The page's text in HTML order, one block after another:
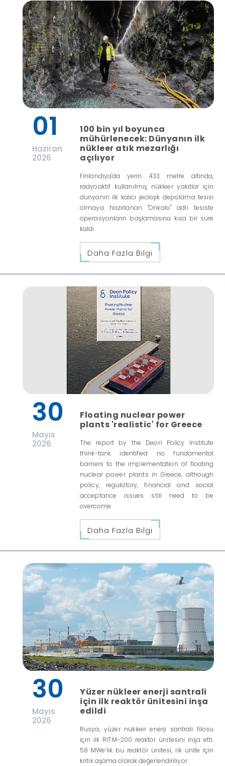
01
Haziran
2026
100 bin yıl boyunca
mühürlenecek: Dünyanın ilk
nükleer atık mezarlığı
açılıyor
Finlandiya'da yerin 433 metre altında,
radyoaktif kullanılmış nükleer yakıtlar için
dünyanın ilk kalıcı jeolojik depolama tesisi
olmaya hazırlanan "Onkalo" adlı tesiste
operasyonların başlamasına kısa bir süre
kaldı.
Daha Fazla Bilgi
30
Mayıs
2026
Floating nuclear power
plants 'realistic' for Greece
The report by the Deon Policy Institute
think-tank identified no fundamental
barriers to the implementation of floating
nuclear power plants in Greece, although
policy, regulatory, financial and social
acceptance issues still need to be
overcome.
Daha Fazla Bilgi
30
Mayıs
2026
Yüzer nükleer enerji santrali
için ilk reaktör ünitesini inşa
edildi
Rusya, yüzer nükleer enerji santrali filosu
için ilk RITM-200 reaktör ünitesini inşa etti.
58 MWe’lik bu reaktör ünitesi, ilk ünite için
kritik aşama olarak değerlendiriliyor.